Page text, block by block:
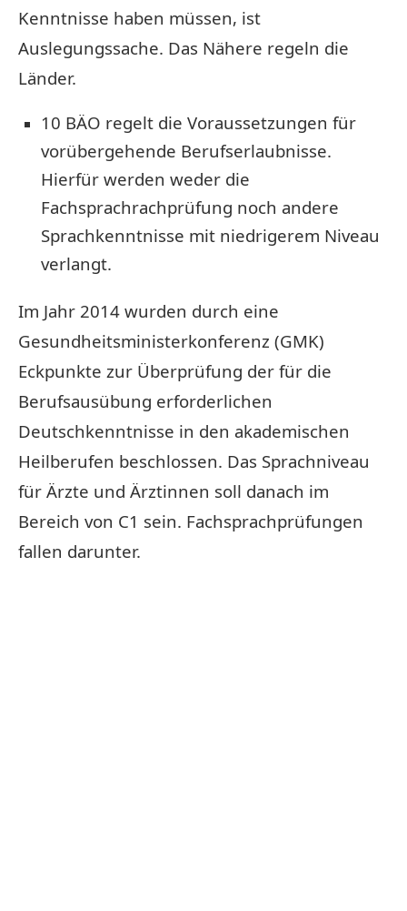
Kenntnisse haben müssen, ist
Auslegungssache. Das Nähere regeln die
Länder.
10 BÄO regelt die Voraussetzungen für
vorübergehende Berufserlaubnisse.
Hierfür werden weder die
Fachsprachrachprüfung noch andere
Sprachkenntnisse mit niedrigerem Niveau
verlangt.
Im Jahr 2014 wurden durch eine
Gesundheitsministerkonferenz (GMK)
Eckpunkte zur Überprüfung der für die
Berufsausübung erforderlichen
Deutschkenntnisse in den akademischen
Heilberufen beschlossen. Das Sprachniveau
für Ärzte und Ärztinnen soll danach im
Bereich von C1 sein. Fachsprachprüfungen
fallen darunter.